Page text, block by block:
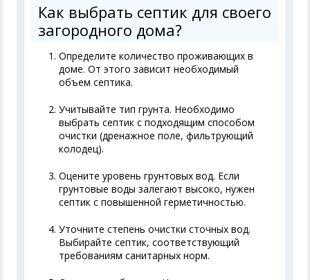
Как выбрать септик для своего
загородного дома?
Определите количество проживающих в
доме. От этого зависит необходимый
объем септика.
Учитывайте тип грунта. Необходимо
выбрать септик с подходящим способом
очистки (дренажное поле, фильтрующий
колодец).
Оцените уровень грунтовых вод. Если
грунтовые воды залегают высоко, нужен
септик с повышенной герметичностью.
Уточните степень очистки сточных вод.
Выбирайте септик, соответствующий
требованиям санитарных норм.